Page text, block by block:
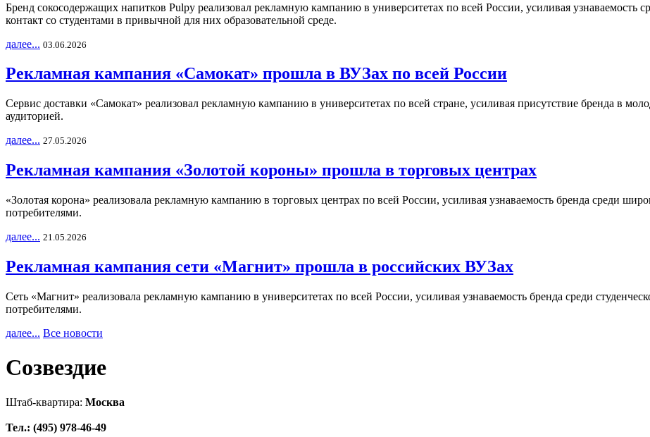
Бренд сокосодержащих напитков Pulpy реализовал рекламную кампанию в университетах по всей России, усиливая
контакт со студентами в привычной для них образовательной среде.
далее... 03.06.2026
Рекламная кампания «Самокат» прошла в ВУЗах по всей России
Сервис доставки «Самокат» реализовал рекламную кампанию в университетах по всей стране, усиливая присутствие бренда в
аудиторией.
далее... 27.05.2026
Рекламная кампания «Золотой короны» прошла в торговых центрах
«Золотая корона» реализовала рекламную кампанию в торговых центрах по всей России, усиливая узнаваемость бренда среди
потребителями.
далее... 21.05.2026
Рекламная кампания сети «Магнит» прошла в российских ВУЗах
Сеть «Магнит» реализовала рекламную кампанию в университетах по всей России, усиливая узнаваемость бренда среди
потребителями.
далее... Все новости
Созвездие
Штаб-квартира: Москва
Тел.: (495) 978-46-49